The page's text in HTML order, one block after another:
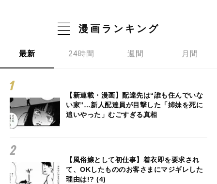
漫画ランキング
最新 24時間 週間 月間
【新連載・漫画】配達先は“誰も住んでいな
い家”…新人配達員が目撃した「姉妹を死に
追いやった」むごすぎる真相
【風俗嬢として初仕事】着衣即を要求され
て、OKしたもののお客さまにマジギレした
理由は!? (4)